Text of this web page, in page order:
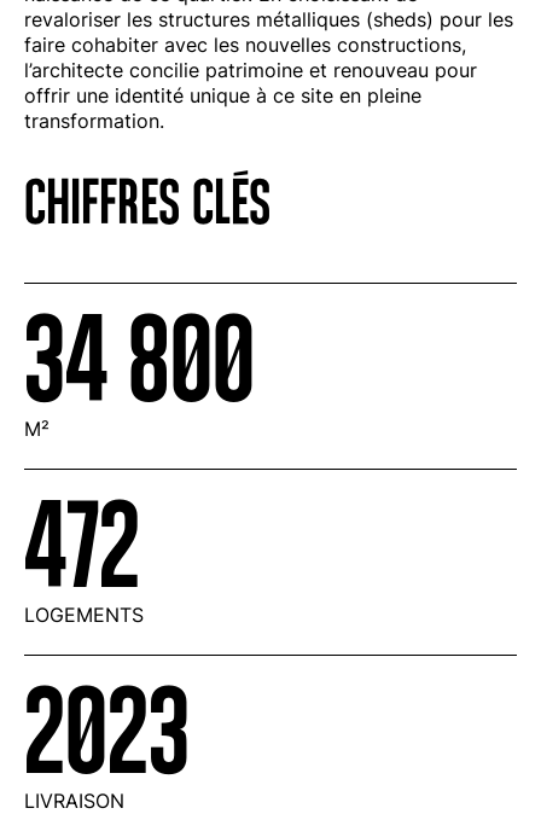
revaloriser les structures métalliques (sheds) pour les
faire cohabiter avec les nouvelles constructions,
l’architecte concilie patrimoine et renouveau pour
offrir une identité unique à ce site en pleine
transformation.
CHIFFRES CLÉS
34 800
M²
472
LOGEMENTS
2023
LIVRAISON